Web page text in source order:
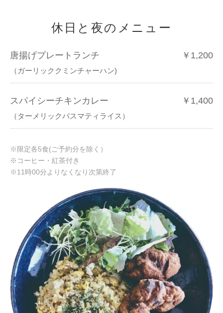
休日と夜のメニュー
唐揚げプレートランチ
（ガーリッククミンチャーハン)
￥1,200
スパイシーチキンカレー
（ターメリックバスマティライス）
￥1,400
※限定各5食(ご予約分を除く）
※コーヒー・紅茶付き
※11時00分よりなくなり次第終了